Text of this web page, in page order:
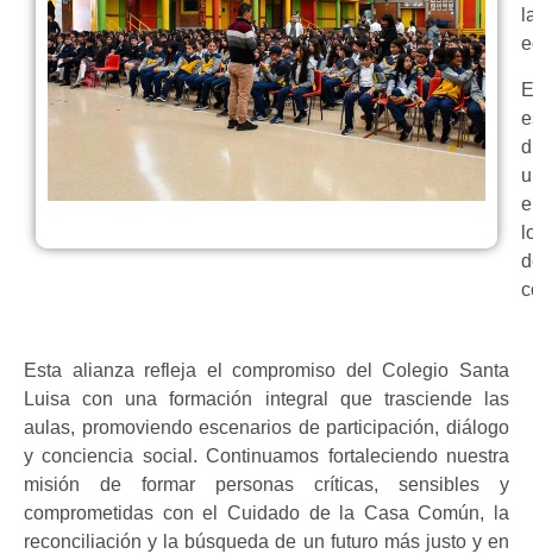
Esta alianza refleja el compromiso del Colegio Santa
Luisa con una formación integral que trasciende las
aulas, promoviendo escenarios de participación, diálogo
y conciencia social. Continuamos fortaleciendo nuestra
misión de formar personas críticas, sensibles y
comprometidas con el Cuidado de la Casa Común, la
reconciliación y la búsqueda de un futuro más justo y en